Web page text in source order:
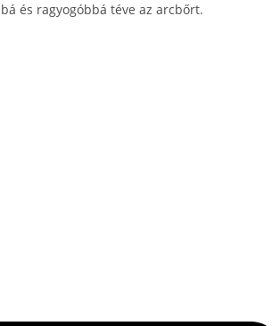
és ragyogóbbá téve az arcbőrt.